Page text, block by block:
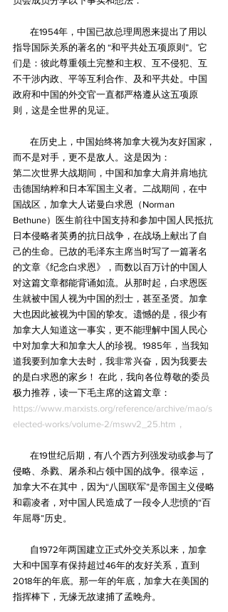
在1954年，中国已故总理周恩来提出了用以
指导国际关系的著名的 “和平共处五项原则”。它
们是：彼此尊重领土完整和主权、互不侵犯、互
不干涉内政、平等互利合作、及和平共处。中国
政府和中国的外交官一直都严格遵从这五项原
则，这是全世界的见证。
在历史上，中国始终将加拿大视为友好国家，
而不是对手，更不是敌人。这是因为：
第二次世界大战期间，中国和加拿大肩并肩地抗
击德国纳粹和日本军国主义者。二战期间，在中
国战区，加拿大人诺曼白求恩（Norman
Bethune）医生前往中国支持和参加中国人民抵抗
日本侵略者英勇的抗日战争，在战场上献出了自
己的生命。已故的毛泽东主席当时写了一篇著名
的文章《纪念白求恩》，而数以百万计的中国人
对这篇文章都能背诵如流。从那时起，白求恩医
生就被中国人视为中国的烈士，甚至圣贤。加拿
大也因此被视为中国的挚友。遗憾的是，很少有
加拿大人知道这一事实，更不能理解中国人民心
中对加拿大和加拿大人的珍视。1985年，当我知
道我要到加拿大去时，我非常兴奋，因为我要去
的是白求恩的家乡！ 在此，我向各位尊敬的委员
极力推荐，读一下毛主席的这篇文章：
https://www.marxists.org/reference/archive/mao/s
elected-works/volume-2/mswv2_25.htm，
在19世纪后期，有八个西方列强发动或参与了
侵略、杀戮、屠杀和占领中国的战争。很幸运，
加拿大不在其中，因为“八国联军”是帝国主义侵略
和霸凌者，对中国人民造成了一段令人悲愤的“百
年屈辱”历史。
自1972年两国建立正式外交关系以来，加拿
大和中国享有保持超过46年的友好关系，直到
2018年的年底。那一年的年底，加拿大在美国的
指挥棒下，无缘无故逮捕了孟晚舟。